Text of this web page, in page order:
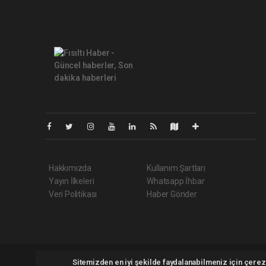
Sitemizden en iyi şekilde faydalanabilmeniz için
Hakkımızda
Yayın İlkeleri
Veri Politikası
Kullanım Şartları
Whatsapp İhbar
Haber Gönder
Fisiltihaber.com.tr Tüm hakları saklı tutulmaktadır. Copyright